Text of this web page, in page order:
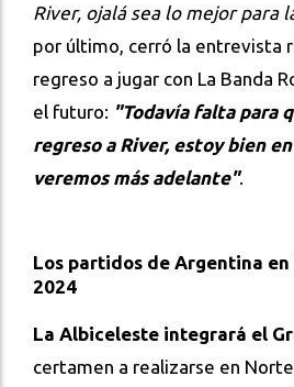
River, ojalá sea lo mejor para
por último, cerró la entrevista
regreso a jugar con La Banda
el futuro: "Todavía falta para
regreso a River, estoy bien
veremos más adelante".
Los partidos de Argentina en
2024
La Albiceleste integrará el
certamen a realizarse en